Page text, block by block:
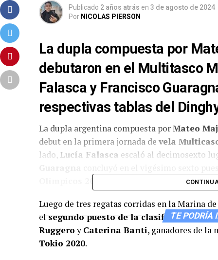
Publicado 2 años atrás en 3 de agosto de 2024
Por NICOLAS PIERSON
La dupla compuesta por
debutaron en el Multitasco
Falasca y Francisco
respectivas tablas del
La dupla argentina compuesta porMateo
debut en la primera jornada de vela
lado, Lucía Falasca escaló al decimosexto
Luego de tres regatas corridas en la Marina
elsegundo puesto de la clasificación
Ruggeroy Caterina Banti, ganadores de la
Tokio 2020.
TE PODRÍA